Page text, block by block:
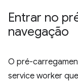
Entrar no
navegação
O pré-
service worker